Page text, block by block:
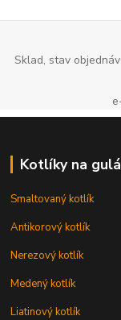
Sklad, stav
Kotlíky na
Smaltovaný kotlík
Antikorový kotlík
Nerezový kotlík
Medený kotlík
Liatinový kotlík